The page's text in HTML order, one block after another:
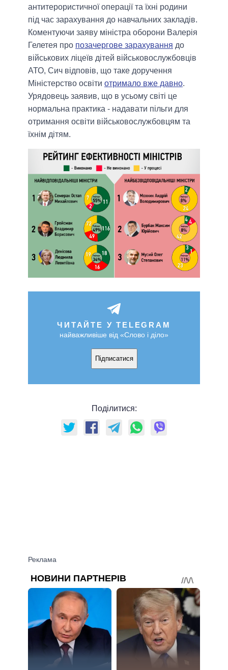
антитерористичної операції та їхні родини
під час зарахування до навчальних закладів.
Коментуючи заяву міністра оборони Валерія
Гелетея про позачергове зарахування до
військових ліцеїв дітей військовослужбовців
АТО, Сич відповів, що таке доручення
Міністерство освіти отримало вже давно.
Урядовець заявив, що в усьому світі це
нормальна практика - надавати пільги для
отримання освіти військовослужбовцям та
їхнім дітям.
ЧИТАЙТЕ У TELEGRAM
найважливіше від «Слово і діло»
Підписатися
Поділитися: